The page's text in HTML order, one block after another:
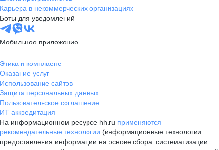
Карьера в некоммерческих организациях
Боты для уведомлений
Мобильное приложение
Этика и комплаенс
Оказание услуг
Использование сайтов
Защита персональных данных
Пользовательское соглашение
ИТ аккредитация
На информационном ресурсе hh.ru применяются
рекомендательные технологии (информационные технологии
предоставления информации на основе сбора, систематизации